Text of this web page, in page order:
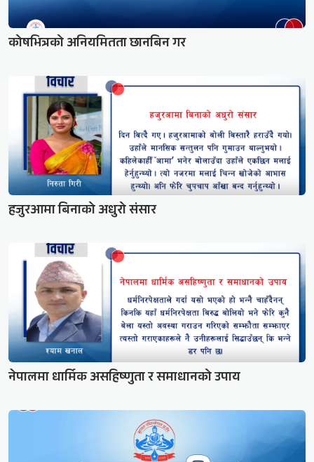
कोषभित्रको अनियमितता छानबिन गर
हजुरआमा बिनाको अधुरो संसार
नेपालमा धार्मिक असहिष्णुता र समाधानको उपाय